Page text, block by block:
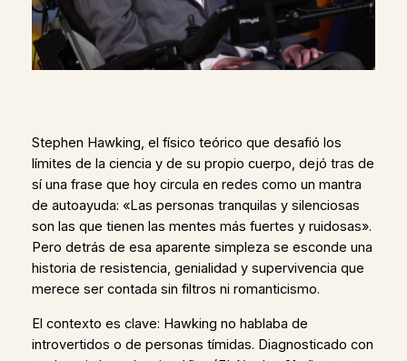
Stephen Hawking, el físico teórico que desafió los
límites de la ciencia y de su propio cuerpo, dejó tras de
sí una frase que hoy circula en redes como un mantra
de autoayuda: «Las personas tranquilas y silenciosas
son las que tienen las mentes más fuertes y ruidosas».
Pero detrás de esa aparente simpleza se esconde una
historia de resistencia, genialidad y supervivencia que
merece ser contada sin filtros ni romanticismo.
El contexto es clave: Hawking no hablaba de
introvertidos o de personas tímidas. Diagnosticado con